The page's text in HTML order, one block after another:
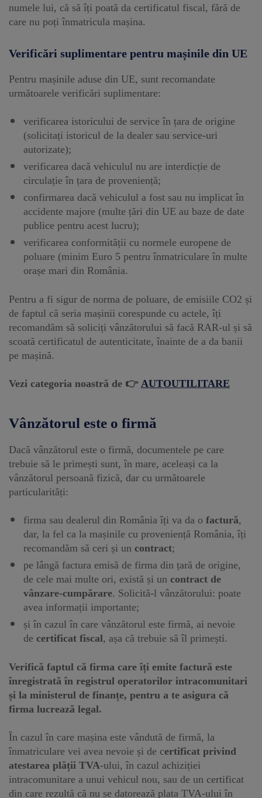
numele lui, că să îți poată da certificatul fiscal, fără de
care nu poți înmatricula mașina.
Verificări suplimentare pentru mașinile din UE
Pentru mașinile aduse din UE, sunt recomandate
următoarele verificări suplimentare:
verificarea istoricului de service în țara de origine
(solicitați istoricul de la dealer sau service-uri
autorizate);
verificarea dacă vehiculul nu are interdicție de
circulație în țara de proveniență;
confirmarea dacă vehiculul a fost sau nu implicat în
accidente majore (multe țări din UE au baze de date
publice pentru acest lucru);
verificarea conformității cu normele europene de
poluare (minim Euro 5 pentru înmatriculare în multe
orașe mari din România.
Pentru a fi sigur de norma de poluare, de emisiile CO2 și
de faptul că seria mașinii corespunde cu actele, îți
recomandăm să soliciți vânzătorului să facă RAR-ul și să
scoată certificatul de autenticitate, înainte de a da banii
pe mașină.
Vezi categoria noastră de 👉 AUTOUTILITARE
Vânzătorul este o firmă
Dacă vânzătorul este o firmă, documentele pe care
trebuie să le primești sunt, în mare, aceleași ca la
vânzătorul persoană fizică, dar cu următoarele
particularități:
firma sau dealerul din România îți va da o factură,
dar, la fel ca la mașinile cu proveniență România, îți
recomandăm să ceri și un contract;
pe lângă factura emisă de firma din țară de origine,
de cele mai multe ori, există și un contract de
vânzare-cumpărare. Solicită-l vânzătorului: poate
avea informații importante;
și în cazul în care vânzătorul este firmă, ai nevoie
de certificat fiscal, așa că trebuie să îl primești.
Verifică faptul că firma care îți emite factură este
înregistrată în registrul operatorilor intracomunitari
și la ministerul de finanțe, pentru a te asigura că
firma lucrează legal.
În cazul în care mașina este vândută de firmă, la
înmatriculare vei avea nevoie și de certificat privind
atestarea plății TVA-ului, în cazul achiziției
intracomunitare a unui vehicul nou, sau de un certificat
din care rezultă că nu se datorează plata TVA-ului în